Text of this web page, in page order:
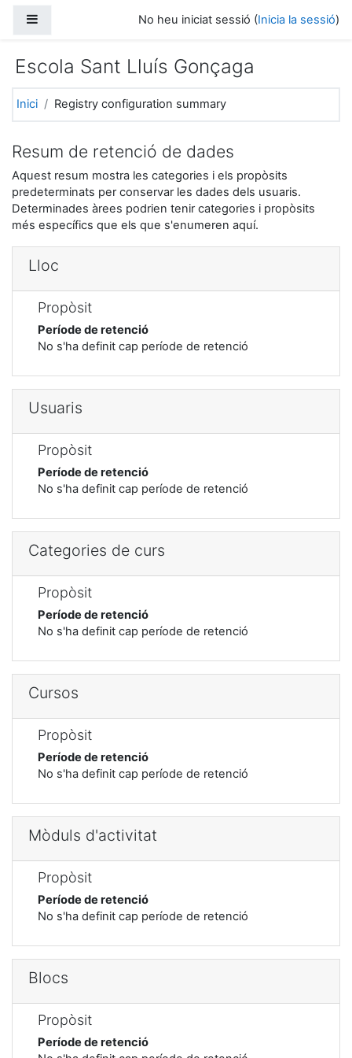
No heu iniciat sessió (Inicia la sessió)
Escola Sant Lluís Gonçaga
Inici Registry configuration summary
Resum de retenció de dades
Aquest resum mostra les categories i els propòsits
predeterminats per conservar les dades dels usuaris.
Determinades àrees podrien tenir categories i propòsits
més específics que els que s'enumeren aquí.
Lloc
Propòsit
Període de retenció
No s'ha definit cap període de retenció
Usuaris
Propòsit
Període de retenció
No s'ha definit cap període de retenció
Categories de curs
Propòsit
Període de retenció
No s'ha definit cap període de retenció
Cursos
Propòsit
Període de retenció
No s'ha definit cap període de retenció
Mòduls d'activitat
Propòsit
Període de retenció
No s'ha definit cap període de retenció
Blocs
Propòsit
Període de retenció